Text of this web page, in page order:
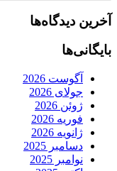
آخرین دیدگاه‌ها
بایگانی‌ها
آگوست 2026
جولای 2026
ژوئن 2026
فوریه 2026
ژانویه 2026
دسامبر 2025
نوامبر 2025